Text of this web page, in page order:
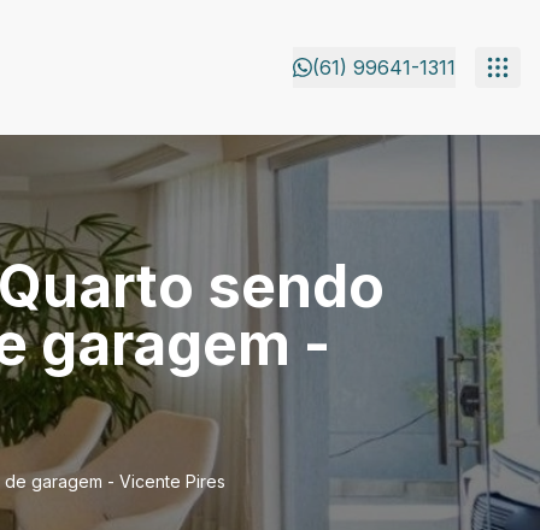
(61) 99641-1311
sendo
garagem -
garagem - Vicente Pires